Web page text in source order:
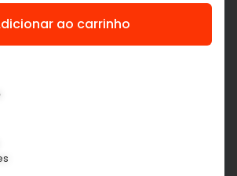
ao carrinho